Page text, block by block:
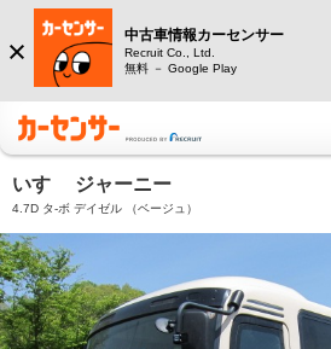
中古車情報カーセンサー
Recruit Co., Ltd.
無料 － Google Play
いすゞ ジャーニー
4.7D タ-ボ デイゼル （ベージュ）